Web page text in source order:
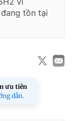
tồn tại
ưu tiên
dẫn.